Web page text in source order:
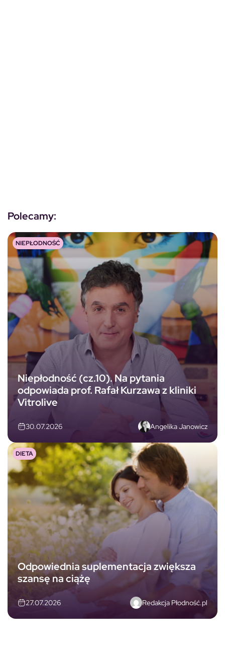
Polecamy:
Niepłodność (cz.10). Na pytania
odpowiada prof. Rafał Kurzawa z kliniki
Vitrolive
30.07.2026 Angelika Janowicz
NIEPŁODNOŚĆ
Odpowiednia suplementacja zwiększa
szansę na ciążę
27.07.2026 Redakcja Płodność.pl
DIETA